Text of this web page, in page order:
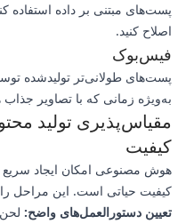
پست‌های مبتنی بر داده
اصلاح کنید.
فیس‌بوک
پست‌های طولانی‌تر تولیدشده
به‌ویژه زمانی که با تصاویر
مقیاس‌پذیری تولید
کیفیت
هوش مصنوعی امکان ایجاد سریع
کیفیت حیاتی است. این مراحل را
تعیین دستورالعمل‌های واضح: